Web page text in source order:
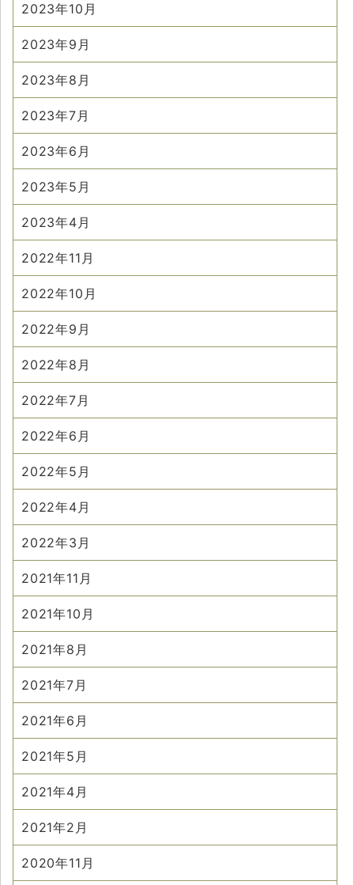
2023年10月
2023年9月
2023年8月
2023年7月
2023年6月
2023年5月
2023年4月
2022年11月
2022年10月
2022年9月
2022年8月
2022年7月
2022年6月
2022年5月
2022年4月
2022年3月
2021年11月
2021年10月
2021年8月
2021年7月
2021年6月
2021年5月
2021年4月
2021年2月
2020年11月